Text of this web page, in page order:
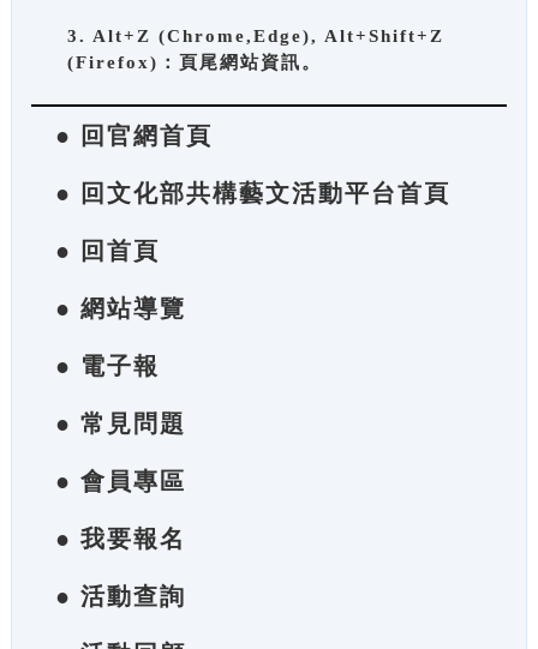
3. Alt+Z (Chrome,Edge), Alt+Shift+Z
(Firefox)：頁尾網站資訊。
● 回官網首頁
● 回文化部共構藝文活動平台首頁
● 回首頁
● 網站導覽
● 電子報
● 常見問題
● 會員專區
● 我要報名
● 活動查詢